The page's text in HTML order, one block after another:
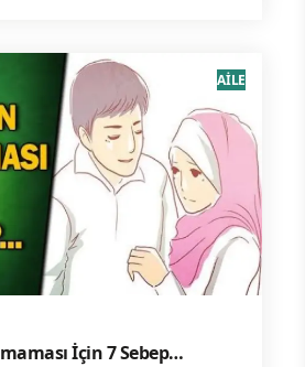
İçin 7 Sebep…
AİLE